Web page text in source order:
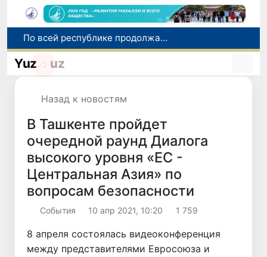
По всей республике продолжаются мероприятия в рамках акции «Актуальные 40 дней»
Оказавшийся в сложной ситуации в Германии соотечественник возвращен в Узбекистан
Yuz uz
Назад к новостям
В Ташкенте пройдет
очередной раунд Диалога
высокого уровня «ЕС -
Центральная Азия» по
вопросам безопасности
Cобытия 10 апр 2021, 10:20 1 759
8 апреля состоялась видеоконференция
между представителями Евросоюза и